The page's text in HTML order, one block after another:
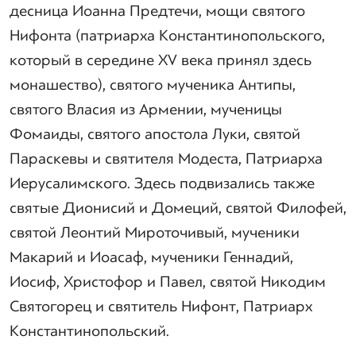
десница Иоанна Предтечи, мощи святого
Нифонта (патриарха Константинопольского,
который в середине XV века принял здесь
монашество), святого мученика Антипы,
святого Власия из Армении, мученицы
Фомаиды, святого апостола Луки, святой
Параскевы и святителя Модеста, Патриарха
Иерусалимского. Здесь подвизались также
святые Дионисий и Домеций, святой Филофей,
святой Леонтий Мироточивый, мученики
Макарий и Иоасаф, мученики Геннадий,
Иосиф, Христофор и Павел, святой Никодим
Святогорец и святитель Нифонт, Патриарх
Константинопольский.